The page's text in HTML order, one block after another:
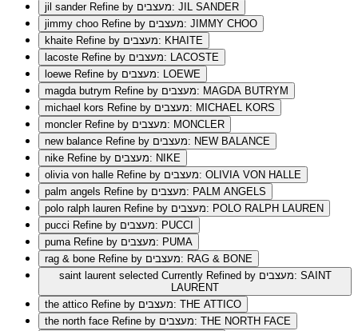
jil sander
Refine by מעצבים: JIL SANDER
jimmy choo
Refine by מעצבים: JIMMY CHOO
khaite
Refine by מעצבים: KHAITE
lacoste
Refine by מעצבים: LACOSTE
loewe
Refine by מעצבים: LOEWE
magda butrym
Refine by מעצבים: MAGDA BUTRYM
michael kors
Refine by מעצבים: MICHAEL KORS
moncler
Refine by מעצבים: MONCLER
new balance
Refine by מעצבים: NEW BALANCE
nike
Refine by מעצבים: NIKE
olivia von halle
Refine by מעצבים: OLIVIA VON HALLE
palm angels
Refine by מעצבים: PALM ANGELS
polo ralph lauren
Refine by מעצבים: POLO RALPH LAUREN
pucci
Refine by מעצבים: PUCCI
puma
Refine by מעצבים: PUMA
rag & bone
Refine by מעצבים: RAG & BONE
saint laurent selected Currently Refined by מעצבים: SAINT
LAURENT
the attico
Refine by מעצבים: THE ATTICO
the north face
Refine by מעצבים: THE NORTH FACE